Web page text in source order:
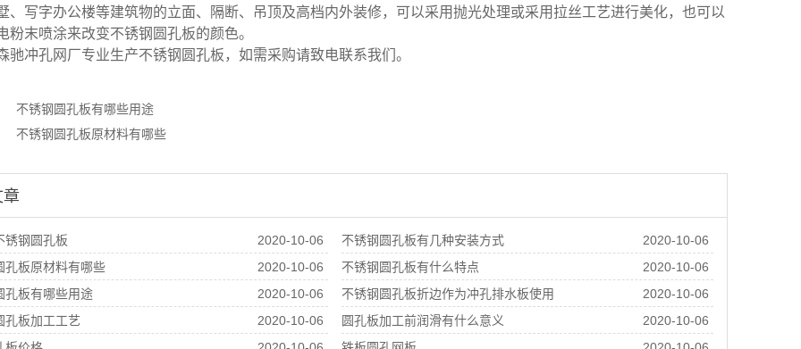
、写字办公楼等建筑物的立面、隔断、吊顶及高档内外装修，可以采用抛光处理或采用拉丝工艺进行美化，也可以
粉末喷涂来改变不锈钢圆孔板的颜色。
驰冲孔网厂 专业生产不锈钢圆孔板，如需采购请致电联系我们。
不锈钢圆孔板有哪些用途
不锈钢圆孔板原材料有哪些
锈钢圆孔板 2020-10-06 不锈钢圆孔板有几种安装方式
2020-10-06
孔板原材料有哪些
2020-10-06 不锈钢圆孔板有什么特点
2020-10-06
孔板有哪些用途
2020-10-06 不锈钢圆孔板折边作为冲孔排水板使用
2020-10-06
孔板加工工艺
2020-10-06 圆孔板加工前润滑有什么意义
2020-10-06